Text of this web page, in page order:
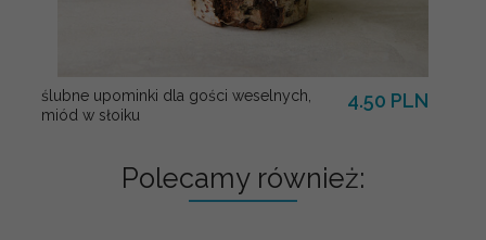
ślubne upominki dla gości weselnych,
miód w słoiku
4.50 PLN
Polecamy również: